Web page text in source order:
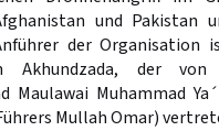
und Pakistan
der Organisation
Akhundzada, der von
Maulawai Muhammad
Mullah Omar)